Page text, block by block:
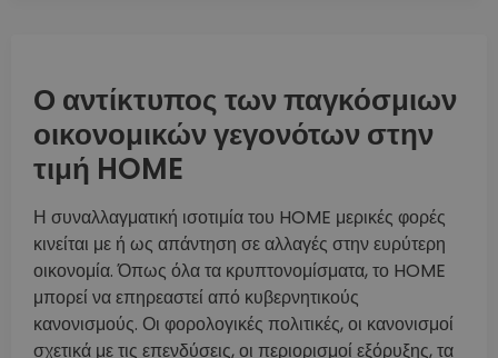
Ο αντίκτυπος των παγκόσμιων
οικονομικών γεγονότων στην
τιμή HOME
Η συναλλαγματική ισοτιμία του HOME μερικές φορές
κινείται με ή ως απάντηση σε αλλαγές στην ευρύτερη
οικονομία. Όπως όλα τα κρυπτονομίσματα, το HOME
μπορεί να επηρεαστεί από κυβερνητικούς
κανονισμούς. Οι φορολογικές πολιτικές, οι κανονισμοί
σχετικά με τις επενδύσεις, οι περιορισμοί εξόρυξης, τα